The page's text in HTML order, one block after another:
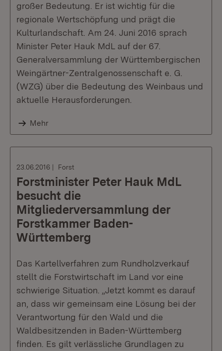
großer Bedeutung. Er ist wichtig für die
regionale Wertschöpfung und prägt die
Kulturlandschaft. Am 24. Juni 2016 sprach
Minister Peter Hauk MdL auf der 67.
Generalversammlung der Württembergischen
Weingärtner-Zentralgenossenschaft e. G.
(WZG) über die Bedeutung des Weinbaus und
aktuelle Herausforderungen.
Mehr
23.06.2016 Forst
Forstminister Peter Hauk MdL
besucht die
Mitgliederversammlung der
Forstkammer Baden-
Württemberg
Das Kartellverfahren zum Rundholzverkauf
stellt die Forstwirtschaft im Land vor eine
schwierige Situation. „Jetzt kommt es darauf
an, dass wir gemeinsam eine Lösung bei der
Verantwortung für den Wald und die
Waldbesitzenden in Baden-Württemberg
finden. Es gilt verlässliche Grundlagen zu